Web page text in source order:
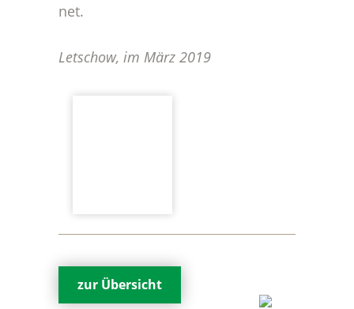
net.
Letschow, im März 2019
zur Übersicht